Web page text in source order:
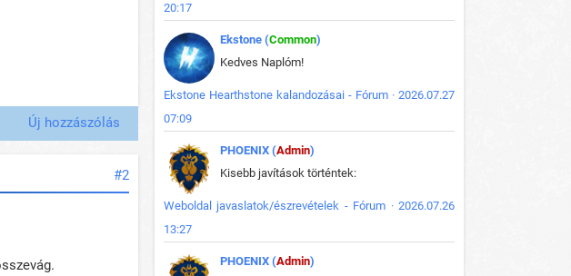
Új hozzászólás
#2
20:17
Ekstone (Common)
Kedves Naplóm!
Ekstone Hearthstone kalandozásai - Fórum · 2026.07.27
07:09
PHOENIX (Admin)
Kisebb javítások történtek:
Weboldal javaslatok/észrevételek - Fórum · 2026.07.26
13:27
PHOENIX (Admin)